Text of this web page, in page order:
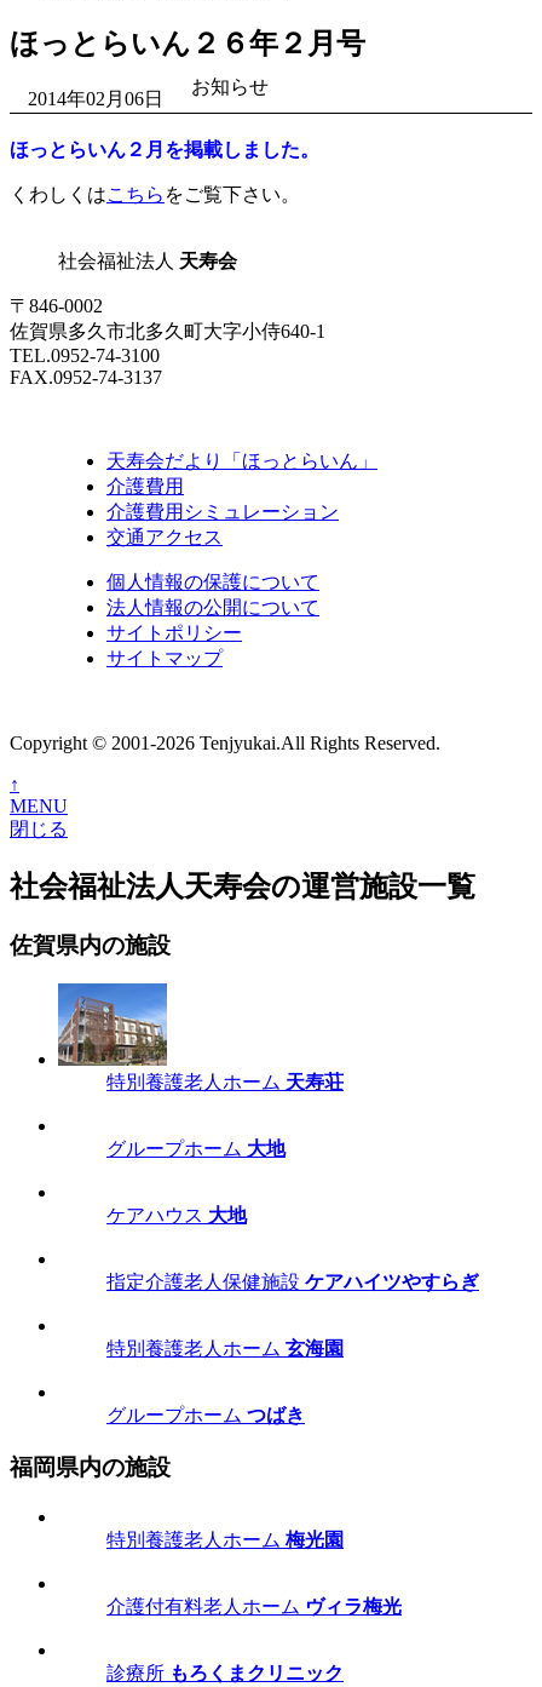
ほっとらいん２６年２月号
2014年02月06日
お知らせ
ほっとらいん２月を掲載しました。
くわしくはこちら をご覧下さい。
社会福祉法人 天寿会
〒846-0002
佐賀県多久市北多久町大字小侍640-1
TEL.0952-74-3100
FAX.0952-74-3137
天寿会だより「ほっとらいん」
介護費用
介護費用シミュレーション
交通アクセス
個人情報の保護について
法人情報の公開について
サイトポリシー
サイトマップ
Copyright © 2001-2026 Tenjyukai.All Rights Reserved.
↑
MENU
閉じる
社会福祉法人天寿会の運営施設一覧
佐賀県内の施設
特別養護老人ホーム 天寿荘
グループホーム 大地
ケアハウス 大地
指定介護老人保健施設 ケアハイツやすらぎ
特別養護老人ホーム 玄海園
グループホーム つばき
福岡県内の施設
特別養護老人ホーム 梅光園
介護付有料老人ホーム ヴィラ梅光
診療所 もろくまクリニック